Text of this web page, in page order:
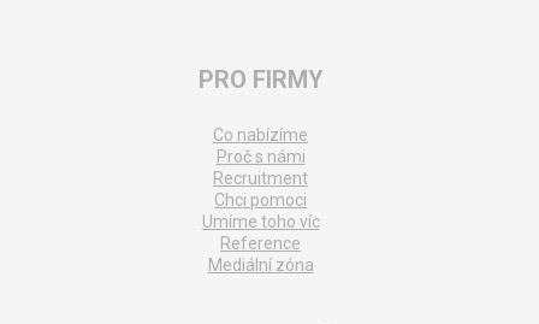
PRO FIRMY
Co nabízíme
Proč s námi
Recruitment
Chci pomoci
Umíme toho víc
Reference
Mediální zóna